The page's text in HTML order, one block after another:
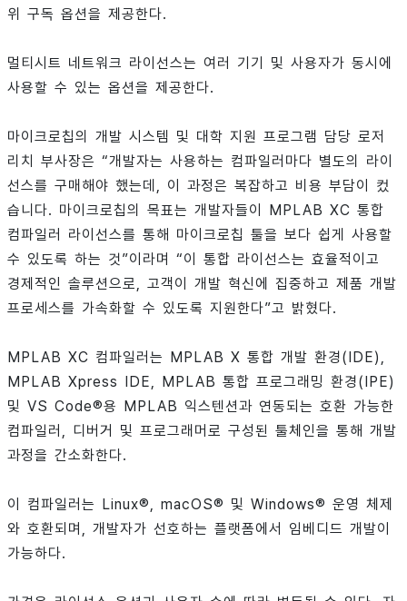
위 구독 옵션을 제공한다.
멀티시트 네트워크 라이선스는 여러 기기 및 사용자가 동시에
사용할 수 있는 옵션을 제공한다.
마이크로칩의 개발 시스템 및 대학 지원 프로그램 담당 로저
리치 부사장은 “개발자는 사용하는 컴파일러마다 별도의 라이
선스를 구매해야 했는데, 이 과정은 복잡하고 비용 부담이 컸
습니다. 마이크로칩의 목표는 개발자들이 MPLAB XC 통합
컴파일러 라이선스를 통해 마이크로칩 툴을 보다 쉽게 사용할
수 있도록 하는 것”이라며 “이 통합 라이선스는 효율적이고
경제적인 솔루션으로, 고객이 개발 혁신에 집중하고 제품 개발
프로세스를 가속화할 수 있도록 지원한다”고 밝혔다.
MPLAB XC 컴파일러는 MPLAB X 통합 개발 환경(IDE),
MPLAB Xpress IDE, MPLAB 통합 프로그래밍 환경(IPE)
및 VS Code®용 MPLAB 익스텐션과 연동되는 호환 가능한
컴파일러, 디버거 및 프로그래머로 구성된 툴체인을 통해 개발
과정을 간소화한다.
이 컴파일러는 Linux®, macOS® 및 Windows® 운영 체제
와 호환되며, 개발자가 선호하는 플랫폼에서 임베디드 개발이
가능하다.